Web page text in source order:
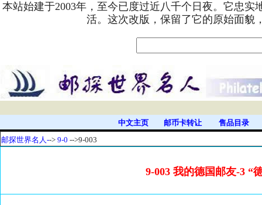
本站始建于2003年，至今已度过近八千个日夜。它忠
活。这次改版，保留了它的原始面貌
中文主页 邮币卡转让
售品目录
邮探世界名人--> 9-0 -->9-003
9-003 我的德国邮友-3 “